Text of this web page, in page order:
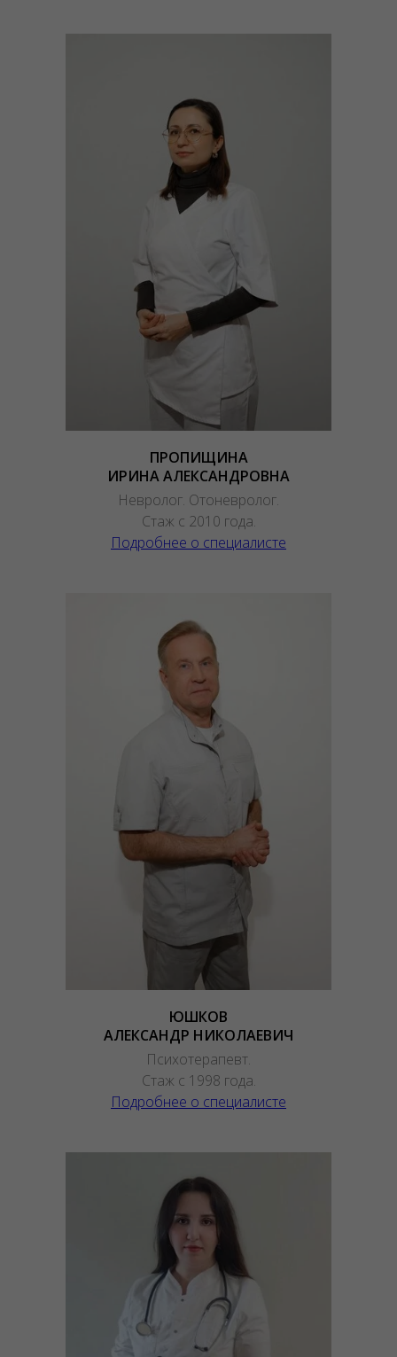
ПРОПИЩИНА
ИРИНА АЛЕКСАНДРОВНА
Невролог. Отоневролог.
Стаж с 2010 года.
Подробнее о специалисте
ЮШКОВ
АЛЕКСАНДР НИКОЛАЕВИЧ
Психотерапевт.
Стаж с 1998 года.
Подробнее о специалисте